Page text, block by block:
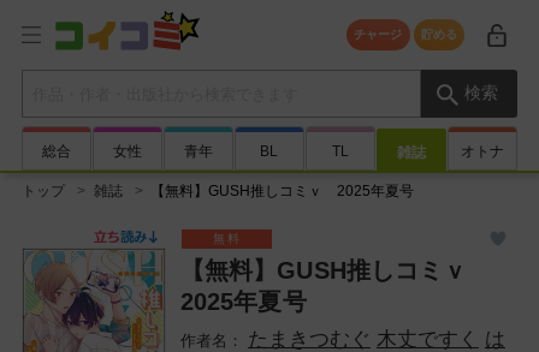
チャージ 貯める
検索
総合 女性 青年 BL TL 雑誌 オトナ
トップ 雑誌 【無料】GUSH推しコミｖ 2025年夏号
【無料】GUSH推しコミｖ
2025年夏号
たまきつむぐ 木丈ですく
は